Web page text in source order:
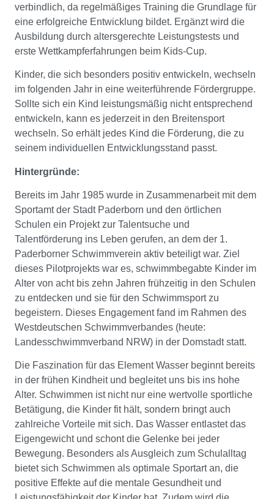
verbindlich, da regelmäßiges Training die Grundlage für
eine erfolgreiche Entwicklung bildet. Ergänzt wird die
Ausbildung durch altersgerechte Leistungstests und
erste Wettkampferfahrungen beim Kids-Cup.
Kinder, die sich besonders positiv entwickeln, wechseln
im folgenden Jahr in eine weiterführende Fördergruppe.
Sollte sich ein Kind leistungsmäßig nicht entsprechend
entwickeln, kann es jederzeit in den Breitensport
wechseln. So erhält jedes Kind die Förderung, die zu
seinem individuellen Entwicklungsstand passt.
Hintergründe:
Bereits im Jahr 1985 wurde in Zusammenarbeit mit dem
Sportamt der Stadt Paderborn und den örtlichen
Schulen ein Projekt zur Talentsuche und
Talentförderung ins Leben gerufen, an dem der 1.
Paderborner Schwimmverein aktiv beteiligt war. Ziel
dieses Pilotprojekts war es, schwimmbegabte Kinder im
Alter von acht bis zehn Jahren frühzeitig in den Schulen
zu entdecken und sie für den Schwimmsport zu
begeistern. Dieses Engagement fand im Rahmen des
Westdeutschen Schwimmverbandes (heute:
Landesschwimmverband NRW) in der Domstadt statt.
Die Faszination für das Element Wasser beginnt bereits
in der frühen Kindheit und begleitet uns bis ins hohe
Alter. Schwimmen ist nicht nur eine wertvolle sportliche
Betätigung, die Kinder fit hält, sondern bringt auch
zahlreiche Vorteile mit sich. Das Wasser entlastet das
Eigengewicht und schont die Gelenke bei jeder
Bewegung. Besonders als Ausgleich zum Schulalltag
bietet sich Schwimmen als optimale Sportart an, die
positive Effekte auf die mentale Gesundheit und